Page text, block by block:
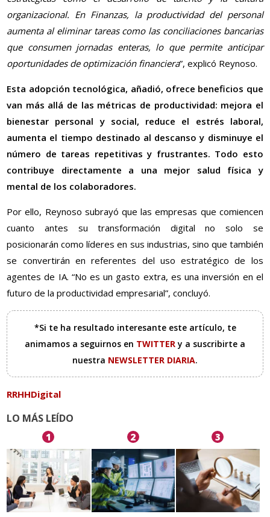
organizacional. En Finanzas, la productividad del personal
aumenta al eliminar tareas como las conciliaciones bancarias
que consumen jornadas enteras, lo que permite anticipar
oportunidades de optimización financiera”, explicó Reynoso.
Esta adopción tecnológica, añadió, ofrece beneficios que
van más allá de las métricas de productividad: mejora el
bienestar personal y social, reduce el estrés laboral,
aumenta el tiempo destinado al descanso y disminuye el
número de tareas repetitivas y frustrantes. Todo esto
contribuye directamente a una mejor salud física y
mental de los colaboradores.
Por ello, Reynoso subrayó que las empresas que comiencen
cuanto antes su transformación digital no solo se
posicionarán como líderes en sus industrias, sino que también
se convertirán en referentes del uso estratégico de los
agentes de IA. “No es un gasto extra, es una inversión en el
futuro de la productividad empresarial”, concluyó.
*Si te ha resultado interesante este artículo, te
animamos a seguirnos en TWITTERy a suscribirte a
nuestra NEWSLETTER DIARIA.
RRHHDigital
LO MÁS LEÍDO
1 2 3